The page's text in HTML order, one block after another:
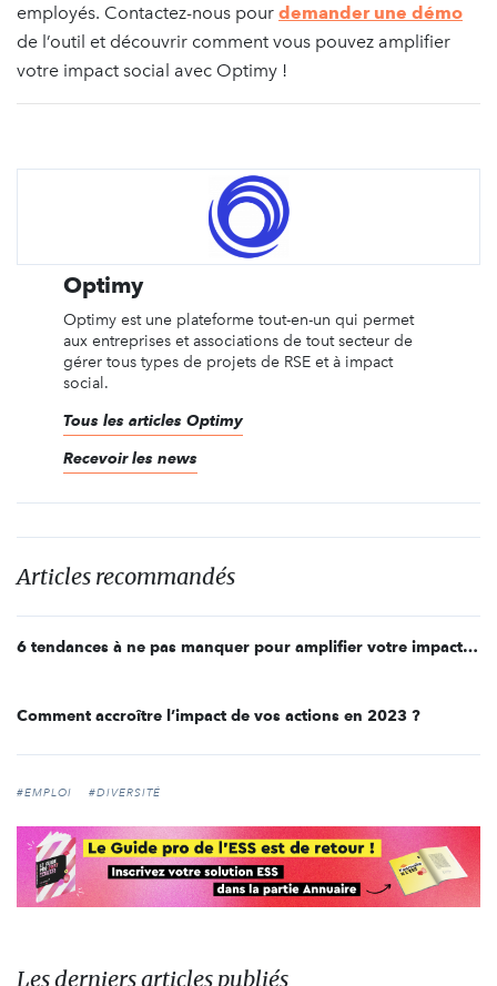
employés. Contactez-nous pour demander une démo
de l’outil et découvrir comment vous pouvez amplifier
votre impact social avec Optimy !
Optimy
Optimy est une plateforme tout-en-un qui permet
aux entreprises et associations de tout secteur de
gérer tous types de projets de RSE et à impact
social.
Tous les articles Optimy
Recevoir les news
Articles recommandés
6 tendances à ne pas manquer pour amplifier votre impact social en 2023
Comment accroître l’impact de vos actions en 2023 ?
#EMPLOI #DIVERSITÉ
Les derniers articles publiés